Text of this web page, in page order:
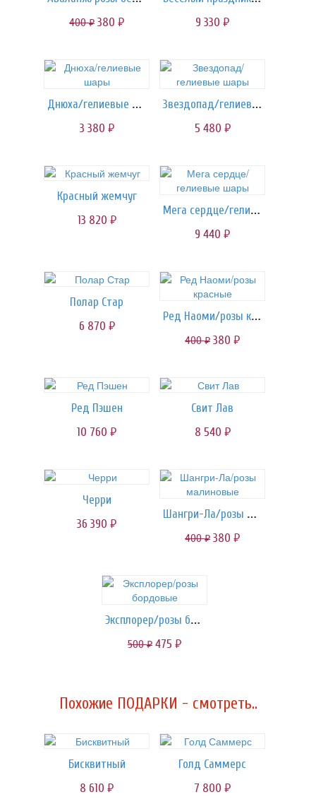
400руб. 380 руб. 9 330 руб.
Днюха/гелиевые шары
3 380 руб.
Звездопад/гелиевые шары
5 480 руб.
Красный жемчуг
13 820 руб.
Мега сердце/гелиевые шары
9 440 руб.
Полар Стар
6 870 руб.
Ред Наоми/розы красные
400руб. 380 руб.
Ред Пэшен
10 760 руб.
Свит Лав
8 540 руб.
Черри
36 390 руб.
Шангри-Ла/розы малиновые
400руб. 380 руб.
Эксплорер/розы бордовые
500руб. 475 руб.
Похожие ПОДАРКИ - смотреть..
Бисквитный
8 610 руб.
Голд Саммерс
7 800 руб.